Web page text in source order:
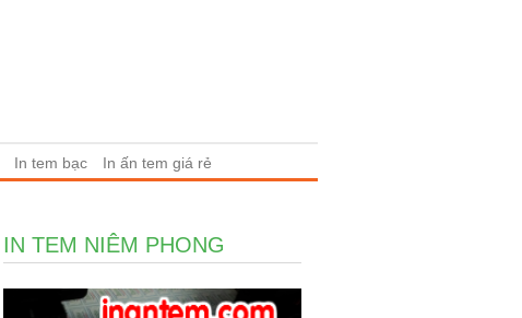
In tem bạc In ấn tem giá rẻ
IN TEM NIÊM PHONG